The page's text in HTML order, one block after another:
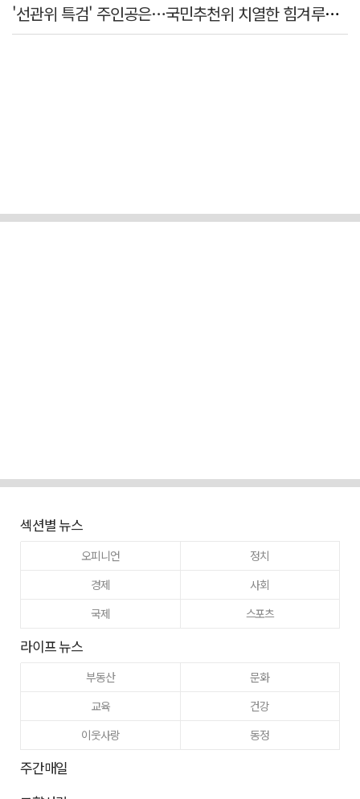
'선관위 특검' 주인공은…국민추천위 치열한 힘겨루기 나설 듯
섹션별 뉴스
오피니언
정치
경제
사회
국제
스포츠
라이프 뉴스
부동산
문화
교육
건강
이웃사랑
동정
주간매일